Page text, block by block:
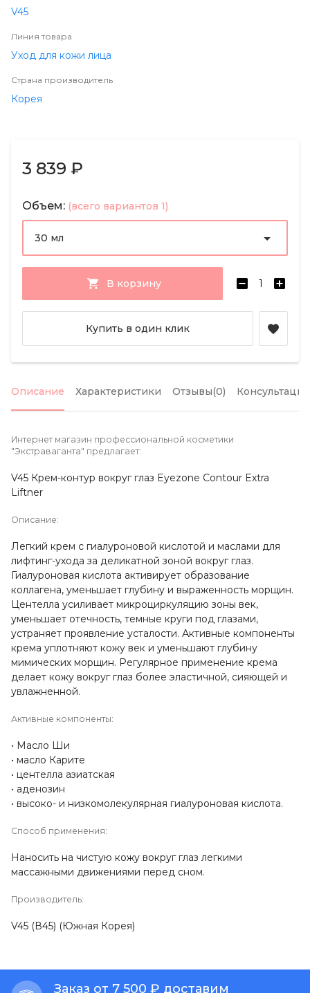
V45
Линия товара
Уход для кожи лица
Страна производитель
Корея
3 839 ₽
Объем: (всего вариантов 1)
30 мл
В корзину
Купить в один клик
Описание Характеристики Отзывы(0) Консультация
Интернет магазин профессиональной косметики
"Экстраваганта" предлагает:
V45 Крем-контур вокруг глаз Eyezone Contour Extra
Liftner
Описание:
Легкий крем с гиалуроновой кислотой и маслами для
лифтинг-ухода за деликатной зоной вокруг глаз.
Гиалуроновая кислота активирует образование
коллагена, уменьшает глубину и выраженность морщин.
Центелла усиливает микроциркуляцию зоны век,
уменьшает отечность, темные круги под глазами,
устраняет проявление усталости. Активные компоненты
крема уплотняют кожу век и уменьшают глубину
мимических морщин. Регулярное применение крема
делает кожу вокруг глаз более эластичной, сияющей и
увлажненной.
Активные компоненты:
Масло Ши
масло Карите
центелла азиатская
аденозин
высоко- и низкомолекулярная гиалуроновая кислота.
Способ применения:
Наносить на чистую кожу вокруг глаз легкими
массажными движениями перед сном.
Производитель:
V45 (В45) (Южная Корея)
Заказ от 7 500 ₽ доставим